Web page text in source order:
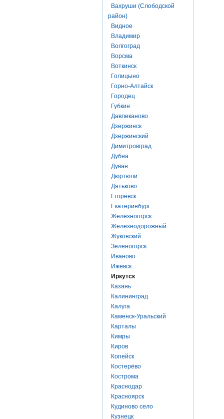
Вахруши (Слободской
район)
Видное
Владимир
Волгоград
Ворсма
Воткинск
Голицыно
Горно-Алтайск
Городец
Губкин
Давлеканово
Дзержинск
Дзержинский
Димитровград
Дубна
Дуван
Дюртюли
Дятьково
Егоревск
Екатеринбург
Железногорск
Железнодорожный
Жуковский
Зеленогорск
Иваново
Ижевск
Иркутск
Казань
Калининград
Калуга
Каменск-Уральский
Карталы
Кимры
Киров
Копейск
Костерёво
Кострома
Краснодар
Красноярск
Кудиново село
Кузнецк